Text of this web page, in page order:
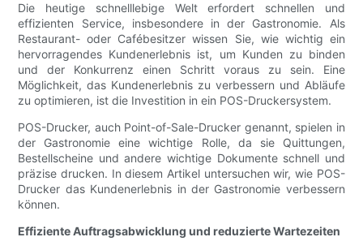
Die heutige schnelllebige Welt erfordert schnellen und
effizienten Service, insbesondere in der Gastronomie. Als
Restaurant- oder Cafébesitzer wissen Sie, wie wichtig ein
hervorragendes Kundenerlebnis ist, um Kunden zu binden
und der Konkurrenz einen Schritt voraus zu sein. Eine
Möglichkeit, das Kundenerlebnis zu verbessern und Abläufe
zu optimieren, ist die Investition in ein POS-Druckersystem.
POS-Drucker, auch Point-of-Sale-Drucker genannt, spielen in
der Gastronomie eine wichtige Rolle, da sie Quittungen,
Bestellscheine und andere wichtige Dokumente schnell und
präzise drucken. In diesem Artikel untersuchen wir, wie POS-
Drucker das Kundenerlebnis in der Gastronomie verbessern
können.
Effiziente Auftragsabwicklung und reduzierte Wartezeiten